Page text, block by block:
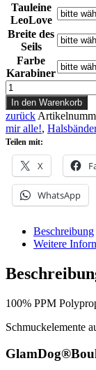
Tauleine
LeoLove
Breite des
Seils
Farbe
Karabiner
Tauleine
LeoLove
Menge
In den Warenkorb
zurück
mir alle!,
Teilen mit:
X
WhatsApp
Beschreibung
Weitere
100% PPM
Schmuckelemente